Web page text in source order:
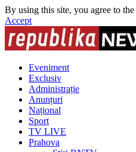
By using this site, you agree to the
Accept
Eveniment
Exclusiv
Administrație
Anunțuri
Național
Sport
TV LIVE
Prahova